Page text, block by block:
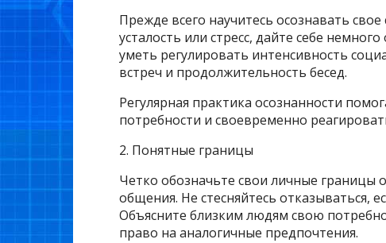
Прежде всего научитесь осознавать
усталость или стресс, дайте себе
уметь регулировать интенсивность
встреч и продолжительность бесед.
Регулярная практика осознанности
потребности и своевременно
2. Понятные границы
Четко обозначьте свои личные границы
общения. Не стесняйтесь отказываться,
Объясните близким людям свою
право на аналогичные предпочтения.